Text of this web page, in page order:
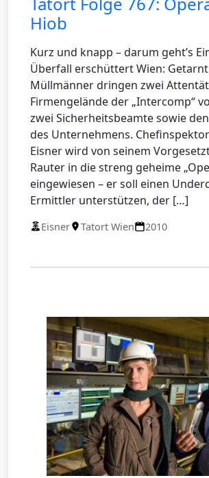
Hiob
Kurz und knapp – darum geht’s
Überfall erschüttert Wien:
Müllmänner dringen zwei
Firmengelände der „Intercomp“
zwei Sicherheitsbeamte sowie
des Unternehmens.
Eisner wird von seinem
Rauter in die streng geheime
eingewiesen – er soll einen
Ermittler unterstützen, der […]
Eisner Tatort Wien 2010